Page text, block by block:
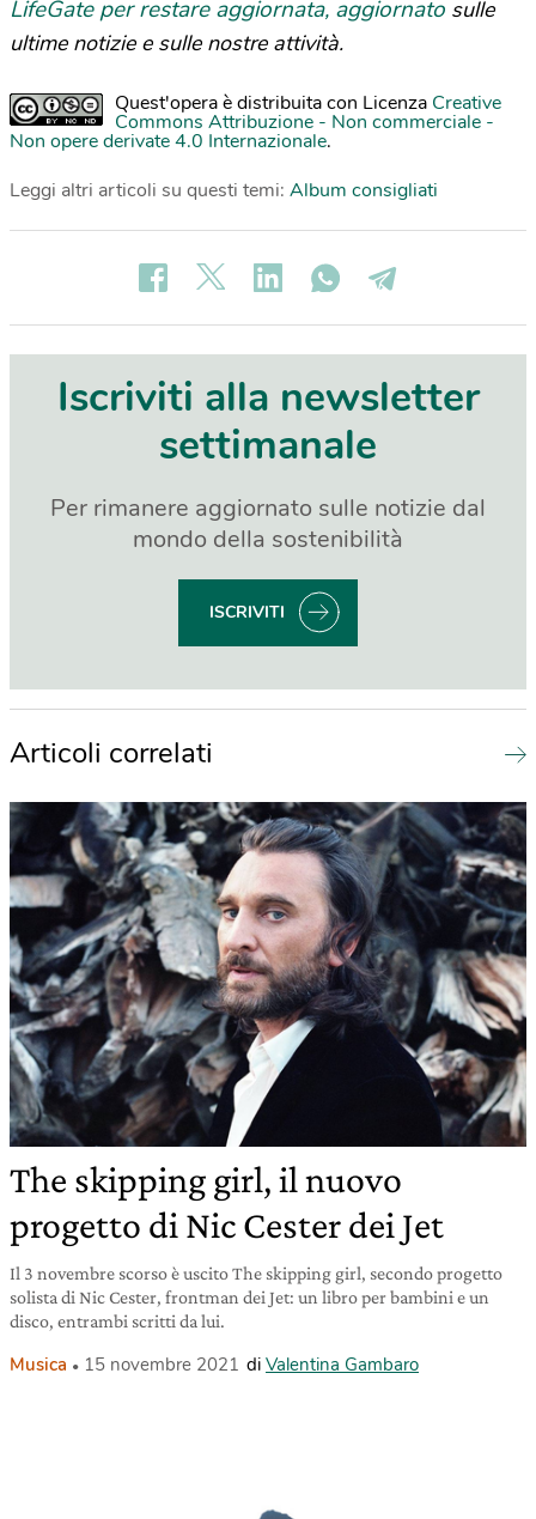
LifeGate per restare aggiornata, aggiornato sulle
ultime notizie e sulle nostre attività.
Quest'opera è distribuita con Licenza Creative
Commons Attribuzione - Non commerciale -
Non opere derivate 4.0 Internazionale.
Leggi altri articoli su questi temi: Album consigliati
Iscriviti alla newsletter
settimanale
Per rimanere aggiornato sulle notizie dal
mondo della sostenibilità
ISCRIVITI
Articoli correlati
The skipping girl, il nuovo
progetto di Nic Cester dei Jet
Il 3 novembre scorso è uscito The skipping girl, secondo progetto
solista di Nic Cester, frontman dei Jet: un libro per bambini e un
disco, entrambi scritti da lui.
Musica 15 novembre 2021 di Valentina Gambaro